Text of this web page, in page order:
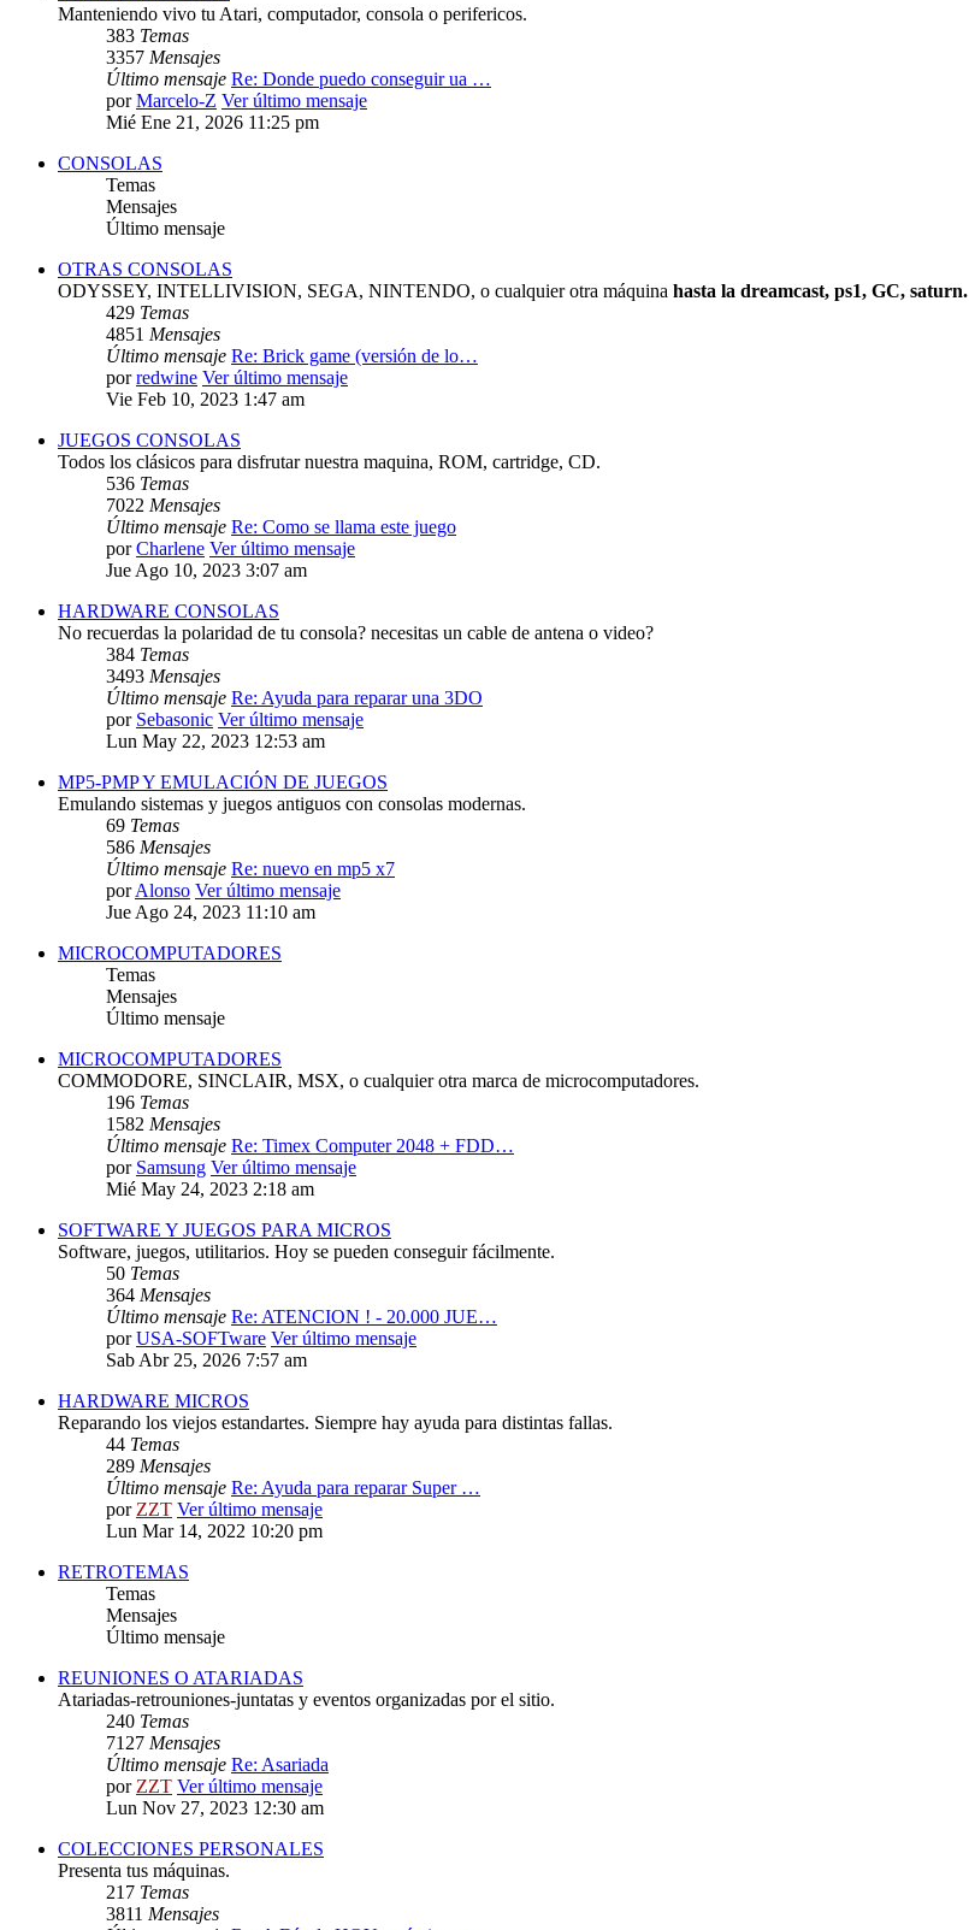
Manteniendo vivo tu Atari, computador, consola o perifericos.
383 Temas
3357 Mensajes
Último mensaje Re: Donde puedo conseguir ua …
porMarcelo-Z Ver último mensaje
Mié Ene 21, 2026 11:25 pm
CONSOLAS
Temas
Mensajes
Último mensaje
OTRAS CONSOLAS
ODYSSEY, INTELLIVISION, SEGA, NINTENDO, o cualquier otra máquina hasta la dreamcast, ps1, GC, saturn.
429 Temas
4851 Mensajes
Último mensaje Re: Brick game (versión de lo…
porredwine Ver último mensaje
Vie Feb 10, 2023 1:47 am
JUEGOS CONSOLAS
Todos los clásicos para disfrutar nuestra maquina, ROM, cartridge, CD.
536 Temas
7022 Mensajes
Último mensaje Re: Como se llama este juego
porCharlene Ver último mensaje
Jue Ago 10, 2023 3:07 am
HARDWARE CONSOLAS
No recuerdas la polaridad de tu consola? necesitas un cable de antena o video?
384 Temas
3493 Mensajes
Último mensaje Re: Ayuda para reparar una 3DO
por Sebasonic Ver último mensaje
Lun May 22, 2023 12:53 am
MP5-PMP Y EMULACIÓN DE JUEGOS
Emulando sistemas y juegos antiguos con consolas modernas.
69 Temas
586 Mensajes
Último mensaje Re: nuevo en mp5 x7
porAlonso Ver último mensaje
Jue Ago 24, 2023 11:10 am
MICROCOMPUTADORES
Temas
Mensajes
Último mensaje
MICROCOMPUTADORES
COMMODORE, SINCLAIR, MSX, o cualquier otra marca de microcomputadores.
196 Temas
1582 Mensajes
Último mensaje Re: Timex Computer 2048 + FDD…
por Samsung Ver último mensaje
Mié May 24, 2023 2:18 am
SOFTWARE Y JUEGOS PARA MICROS
Software, juegos, utilitarios. Hoy se pueden conseguir fácilmente.
50 Temas
364 Mensajes
Último mensaje Re: ATENCION ! - 20.000 JUE…
porUSA-SOFTware Ver último mensaje
Sab Abr 25, 2026 7:57 am
HARDWARE MICROS
Reparando los viejos estandartes. Siempre hay ayuda para distintas fallas.
44 Temas
289 Mensajes
Último mensaje Re: Ayuda para reparar Super …
porZZT Ver último mensaje
Lun Mar 14, 2022 10:20 pm
RETROTEMAS
Temas
Mensajes
Último mensaje
REUNIONES O ATARIADAS
Atariadas-retrouniones-juntatas y eventos organizadas por el sitio.
240 Temas
7127 Mensajes
Último mensaje Re: Asariada
porZZT Ver último mensaje
Lun Nov 27, 2023 12:30 am
COLECCIONES PERSONALES
Presenta tus máquinas.
217 Temas
3811 Mensajes